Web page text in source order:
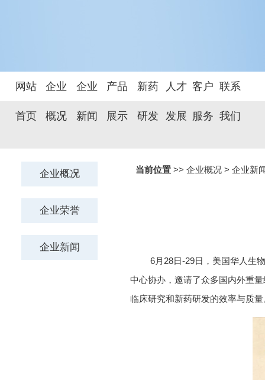
网站
首页
企业
概况
企业
新闻
产品
展示
新药
研发
人才
发展
客户
服务
联系
我们
当前位置 >> 企业概况 > 企业新
6月28日-29日，美国华人生物
中心协办，邀请了众多国内外重
临床研究和新药研发的效率与质